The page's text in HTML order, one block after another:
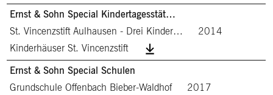
Ernst & Sohn Special Kindertagesstät…
St. Vincenzstift Aulhausen - Drei Kinder…
2014
Kinderhäuser St. Vincenzstift
Ernst & Sohn Special Schulen
Grundschule Offenbach Bieber-Waldhof
2017